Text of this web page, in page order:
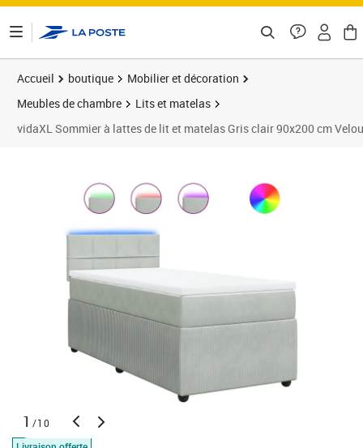
Accueil boutique
Mobilier et décoration
Meubles de chambre
Lits et matelas
vidaXL Sommier à lattes de lit et matelas Gris clair 90x200 cm
1 /10